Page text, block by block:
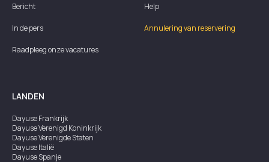
Bericht
In de pers
Raadpleeg onze vacatures
Help
Annulering van reservering
LANDEN
DayuseFrankrijk
DayuseVerenigd Koninkrijk
DayuseVerenigde Staten
DayuseItalië
DayuseSpanje